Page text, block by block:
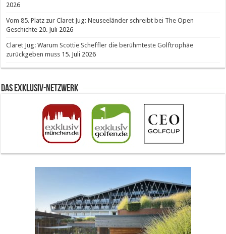
2026
Vom 85. Platz zur Claret Jug: Neuseeländer schreibt bei The Open
Geschichte 20. Juli 2026
Claret Jug: Warum Scottie Scheffler die berühmteste Golftrophäe
zurückgeben muss 15. Juli 2026
Das Exklusiv-Netzwerk